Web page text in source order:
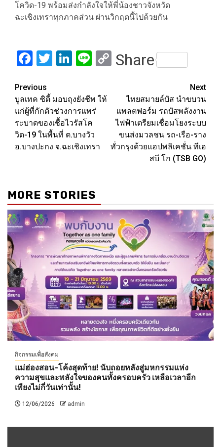
โควิด-19 พร้อมส่งกำลังใจให้พี่น้องชาวจังหวัด
ฉะเชิงเทราทุกภาคส่วน ผ่านวิกฤตนี้ไปด้วยกัน
Facebook
Twitter
LinkedIn
LineCopy
Share
Post
navigation
Previous
บูลเทค ซิตี้ มอบถุงยังชีพ ให้
แก่ผู้ที่กักตัวช่วงการแพร่
ระบาดของเชื้อไวรัสโค
วิด-19 ในพื้นที่ ต.บางวัว
อ.บางปะกง จ.ฉะเชิงเทรา
Next
ไทยสมายล์บัส นำขบวน
แพลตฟอร์ม รถบัสพลังงาน
ไฟฟ้าเตรียมเชื่อมโยงระบบ
ขนส่งมวลชน รถ-เรือ-ราง
ทั่วกรุงด้วยแอปพลิเคชั่น ทีเอ
สบี โก (TSB GO)
MORE STORIES
กิจกรรมเพื่อสังคม
แม่ฮ่องสอน-โค้งสุดท้าย! นับถอยหลังสู่มหกรรมแห่ง
ความสุขและพลังใจของคนทั้งครอบครัว เหลือเวลาอีก
เพียงไม่กี่วันเท่านั้น!
12/06/2026 admin